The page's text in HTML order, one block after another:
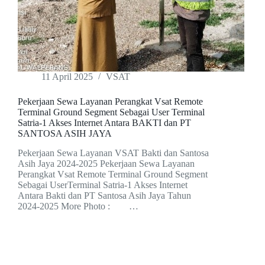
11 April 2025 VSAT
Pekerjaan Sewa Layanan Perangkat Vsat Remote
Terminal Ground Segment Sebagai User Terminal
Satria-1 Akses Internet Antara BAKTI dan PT
SANTOSA ASIH JAYA
Pekerjaan Sewa Layanan VSAT Bakti dan Santosa
Asih Jaya 2024-2025 Pekerjaan Sewa Layanan
Perangkat Vsat Remote Terminal Ground Segment
Sebagai UserTerminal Satria-1 Akses Internet
Antara Bakti dan PT Santosa Asih Jaya Tahun
2024-2025 More Photo : …